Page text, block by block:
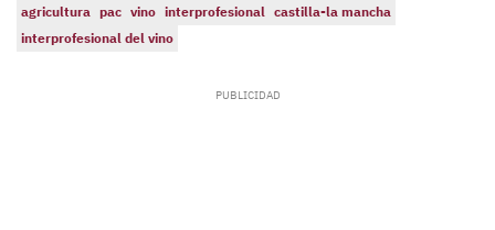
agricultura pac vino interprofesional castilla-la mancha
interprofesional del vino